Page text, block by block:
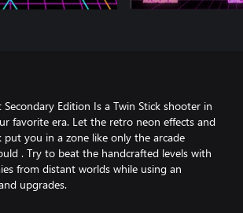
Secondary Edition Is a Twin Stick shooter in
favorite era. Let the retro neon effects and
you in a zone like only the arcade
. Try to beat the handcrafted levels with
from distant worlds while using an